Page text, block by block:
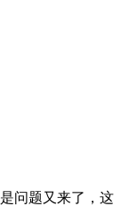
问题又来了，这